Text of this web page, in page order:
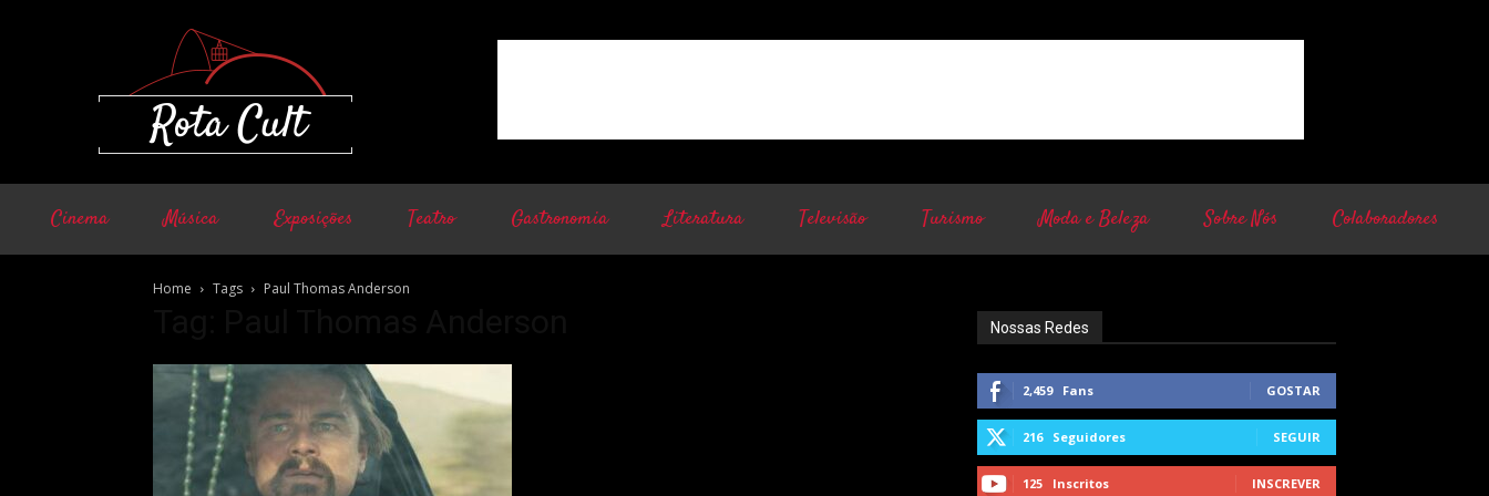
Cinema Música Exposições Teatro Gastronomia Literatura Televisão Turismo Moda e Beleza Sobre Nós Colaboradores
Home Tags Paul Thomas Anderson
Nossas Redes
2,459 Fans GOSTAR
216 Seguidores SEGUIR
125 Inscritos INSCREVER